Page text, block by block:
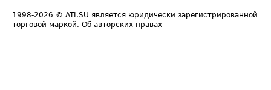
1998-2026 © ATI.SU является юридически зарегистрированной
торговой маркой. Об авторских правах